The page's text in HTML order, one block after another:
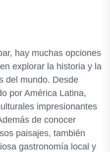
hay muchas opciones
explorar la historia y la
del mundo. Desde
por América Latina,
impresionantes
de conocer
paisajes, también
gastronomía local y